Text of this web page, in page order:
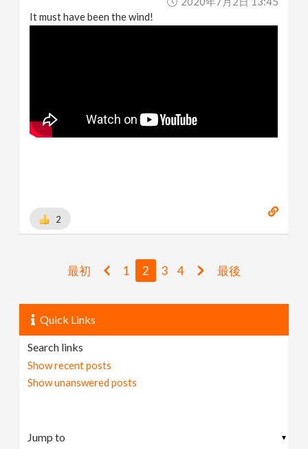
It must have been the wind!
2
最初 1 2 3 4 最後
Quick Links
Search links
Show recent posts
Show unanswered posts
▼